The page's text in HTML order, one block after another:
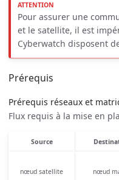
Pour assurer une
et le satellite, il est
Cyberwatch disposent
Prérequis
Prérequis réseaux et
Flux requis à la mise en
Source
nœud satellite nœud